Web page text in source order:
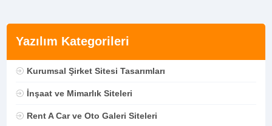
Yazılım Kategorileri
Kurumsal Şirket Sitesi Tasarımları
İnşaat ve Mimarlık Siteleri
Rent A Car ve Oto Galeri Siteleri